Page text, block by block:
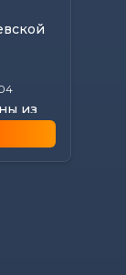
из